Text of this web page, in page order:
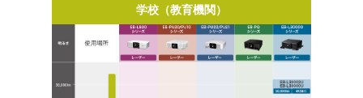
学校（教育機関）